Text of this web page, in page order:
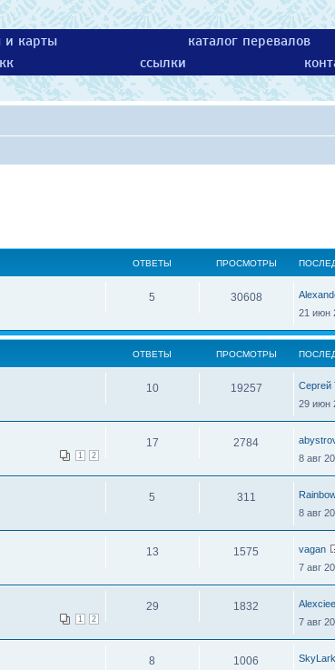
и карты каталог перевалов
ссылки
ОТВЕТЫ ПРОСМОТРЫ
5 30608
21 июн
ОТВЕТЫ ПРОСМОТРЫ
10 19257
Сергей
29 июн
1 2
17 2784
8 авг
5 311
8 авг
13 1575
vagan
7 авг
1 2
29 1832
Alexciee
7 авг
8 1006
SkyLark